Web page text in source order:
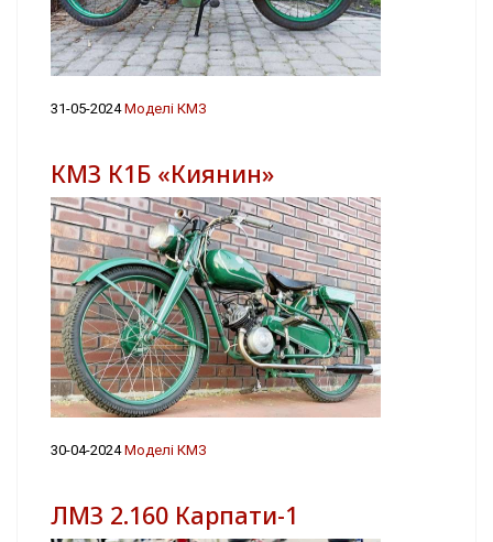
31-05-2024Моделі КМЗ
КМЗ К1Б «Киянин»
30-04-2024Моделі КМЗ
ЛМЗ 2.160 Карпати-1